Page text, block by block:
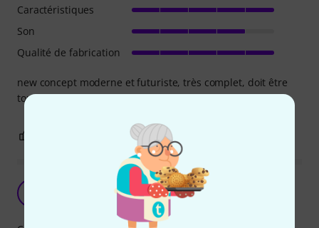
new concept moderne et futuriste, très complet, doit être
toujours mis a jour pour rester optimale.
Caractéristiques
Son
Qualité de fabrication
SIGNALER L'ÉVALUATION
Ted92 26.01.2026